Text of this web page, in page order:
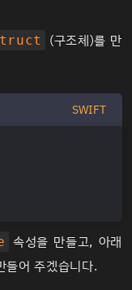
(구조체)를 만
SWIFT
속성을 만들고, 아래
들어 주겠습니다.